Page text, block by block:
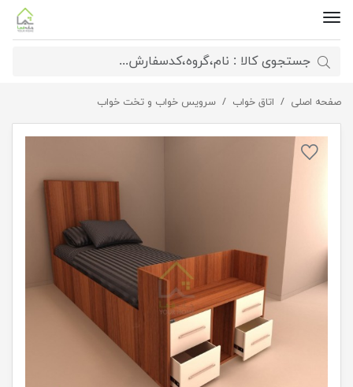
صفحه اصلی اتاق خواب سرویس خواب و تخت خواب تخت یک نفره چوبی نورا